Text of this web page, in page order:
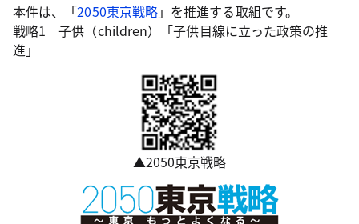
本件は、「2050東京戦略」を推進する取組です。
戦略1 子供（children）「子供目線に立った政策の推
進」
▲2050東京戦略